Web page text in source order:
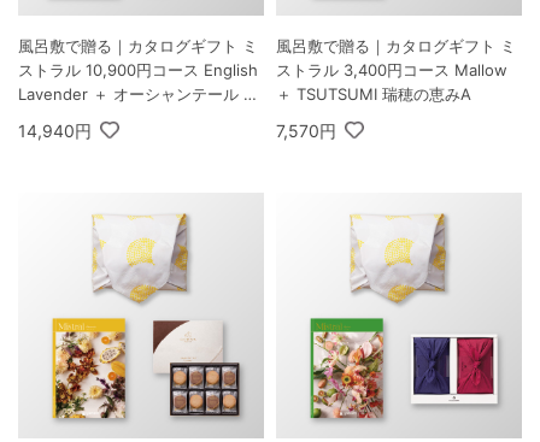
風呂敷で贈る｜カタログギフト ミ
ストラル 10,900円コース English
Lavender ＋ オーシャンテール Sp
eciality Coffee＆バームセット A
14,940円
風呂敷で贈る｜カタログギフト ミ
ストラル 3,400円コース Mallow
＋ TSUTSUMI 瑞穂の恵みA
7,570円